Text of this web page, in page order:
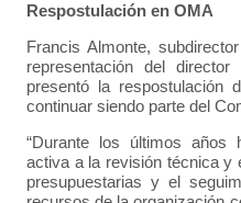
Respostulación en OMA
Francis Almonte,
representación del director
presentó la respostulación
continuar siendo parte del
“Durante los últimos años
activa a la revisión técnica y
presupuestarias y el